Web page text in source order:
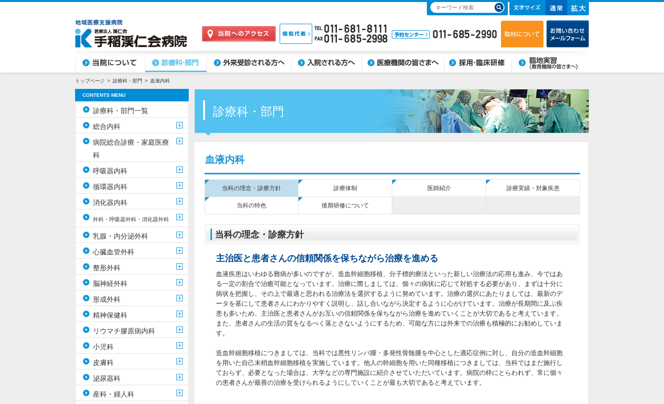
当院について 診療科目・部門
トップページ 診療科・部門 血液内科
診療科・部門
血液内科
当科の理念・診療方針 診療体制 医師紹介 診療実績・対象疾患
当科の特色 後期研修について
当科の理念・診療方針
主治医と患者さんの信頼関係を保ちながら治療を進める
血液疾患はいわゆる難病が多いのですが、造血幹細胞移植、分子標的療法といった新しい治療法の応用も進み、今ではあ
る一定の割合で治癒可能となっています。治療に際しましては、個々の病状に応じて対処する必要があり、まずは十分に
病状を把握し、その上で最適と思われる治療法を選択するように努めています。治療の選択にあたりましては、最新のデ
ータを基にして患者さんにわかりやすく説明し、話し合いながら決定するように心がけています。治療が長期間に及ぶ疾
患も多いため、主治医と患者さんがお互いの信頼関係を保ちながら治療を進めていくことが大切であると考えています。
また、患者さんの生活の質をなるべく落とさないようにするため、可能な方には外来での治療も積極的にお勧めしていま
す。
造血幹細胞移植につきましては、当科では悪性リンパ腫・多発性骨髄腫を中心とした適応症例に対し、自分の造血幹細胞
を用いた自己末梢血幹細胞移植を実施しています。他人の幹細胞を用いた同種移植につきましては、当科ではまだ施行し
ておらず、必要となった場合は、大学などの専門施設に紹介させていただいています。病院の枠にとらわれず、常に個々
の患者さんが最善の治療を受けられるようにしていくことが最も大切であると考えています。
CONTENTS MENU
診療科・部門一覧
総合内科
病院総合診療・家庭医療
科
呼吸器内科
循環器内科
消化器内科
外科・呼吸器外科・消化器外科
乳腺・内分泌外科
心臓血管外科
整形外科
脳神経外科
形成外科
精神保健科
リウマチ膠原病内科
小児科
皮膚科
泌尿器科
産科・婦人科